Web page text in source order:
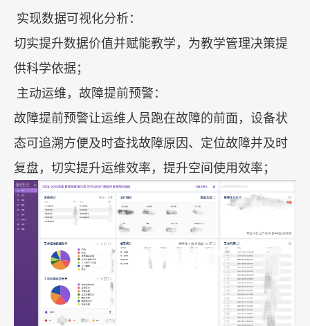
实现数据可视化分析：
切实提升数据价值并赋能教学，为教学管理决策提
供科学依据；
主动运维，故障提前预警：
故障提前预警让运维人员跑在故障的前面，设备状
态可追溯方便及时查找故障原因、定位故障并及时
复盘，切实提升运维效率，提升空间使用效率；